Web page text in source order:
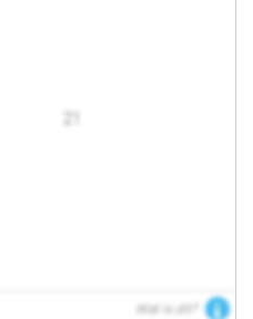
Wat is dit?